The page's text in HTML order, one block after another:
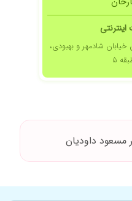
شادمهر و بهبودی،
۵
مسعود داودیان